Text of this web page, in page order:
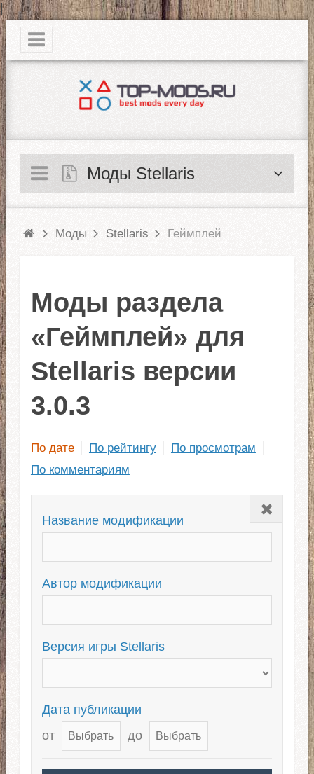
|
Моды Stellaris
Моды Stellaris Геймплей
Моды раздела
«Геймплей» для
Stellaris версии
3.0.3
По дате По рейтингу
По просмотрам
По комментариям
Закрыть
Название модификации
Автор модификации
Версия игры Stellaris
Дата публикации
от
до